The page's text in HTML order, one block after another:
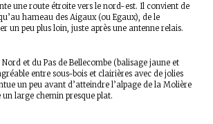
une route étroite vers le nord-est. Il convient de
hameau des Aigaux (ou Egaux), de le
un peu plus loin, juste après une antenne relais.
et du Pas de Bellecombe (balisage jaune et
entre sous-bois et clairières avec de jolies
un peu avant d’atteindre l’alpage de la Molière
large chemin presque plat.